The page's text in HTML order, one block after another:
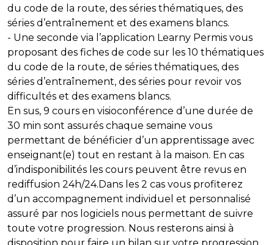
du code de la route, des séries thématiques, des
séries d’entraînement et des examens blancs.
- Une seconde via l’application Learny Permis vous
proposant des fiches de code sur les 10 thématiques
du code de la route, de séries thématiques, des
séries d’entraînement, des séries pour revoir vos
difficultés et des examens blancs.
En sus, 9 cours en visioconférence d’une durée de
30 min sont assurés chaque semaine vous
permettant de bénéficier d’un apprentissage avec
enseignant(e) tout en restant à la maison. En cas
d’indisponibilités les cours peuvent être revus en
rediffusion 24h/24.Dans les 2 cas vous profiterez
d’un accompagnement individuel et personnalisé
assuré par nos logiciels nous permettant de suivre
toute votre progression. Nous resterons ainsi à